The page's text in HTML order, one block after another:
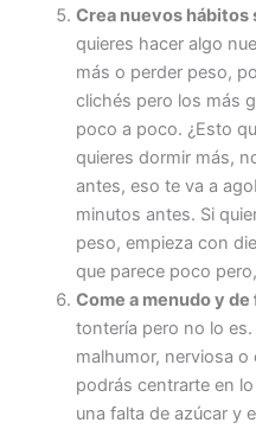
Crea nuevos
quieres hacer algo
más o perder peso,
clichés pero los más
poco a poco. ¿Esto
quieres dormir más,
antes, eso te va a
minutos antes. Si
peso, empieza con
que parece poco
Come a menudo y de
tontería pero no lo
malhumor, nerviosa
podrás centrarte en
una falta de azúcar y